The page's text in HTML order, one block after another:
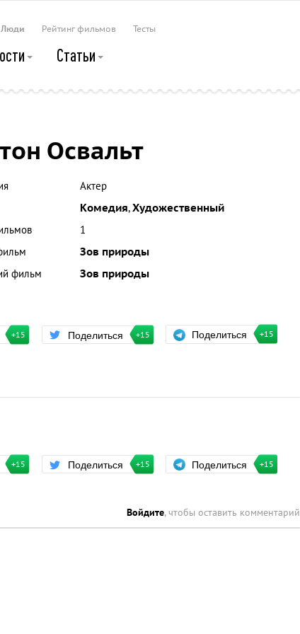
Люди Рейтинг фильмов Тесты
Статьи
Освальт
Актер
Комедия,Художественный
1
Зов природы
фильм
Зов природы
+15 Поделиться +15 Поделиться +15
+15 Поделиться +15 Поделиться +15
Войдите, чтобы оставить комментарий